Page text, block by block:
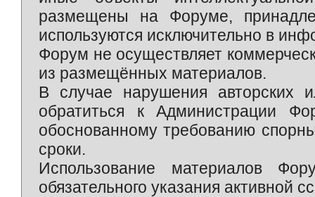
размещены на Форуме,
используются исключительно в
Форум не осуществляет
из размещённых материалов.
В случае нарушения авторских
обратиться к Администрации
обоснованному требованию
сроки.
Использование материалов
обязательного указания активной